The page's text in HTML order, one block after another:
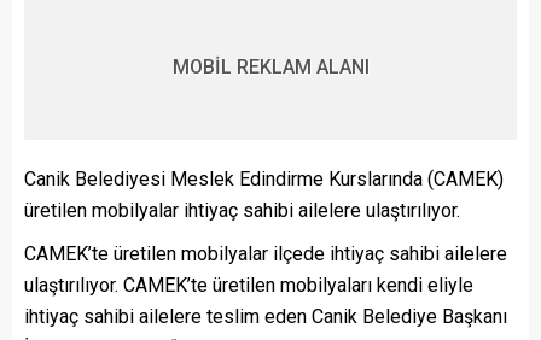
MOBİL REKLAM ALANI
Canik Belediyesi Meslek Edindirme Kurslarında (CAMEK)
üretilen mobilyalar ihtiyaç sahibi ailelere ulaştırılıyor.
CAMEK’te üretilen mobilyalar ilçede ihtiyaç sahibi ailelere
ulaştırılıyor. CAMEK’te üretilen mobilyaları kendi eliyle
ihtiyaç sahibi ailelere teslim eden Canik Belediye Başkanı